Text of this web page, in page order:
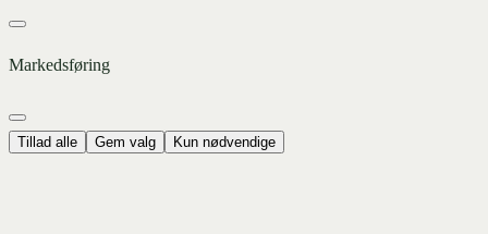
Markedsføring
Tillad alle Gem valg Kun nødvendige